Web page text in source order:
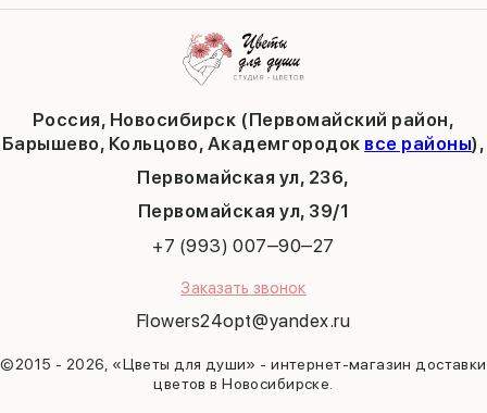
Россия, Новосибирск (Первомайский район,
Барышево, Кольцово, Академгородок все районы),
Первомайская ул, 236,
​Первомайская ул, 39/1
+7 (993) 007‒90‒27
Заказать звонок
Flowers24opt@yandex.ru
©2015 - 2026, «Цветы для души» - интернет-магазин доставки
цветов в Новосибирске.
Публичная оферта
Пасха
9 мая